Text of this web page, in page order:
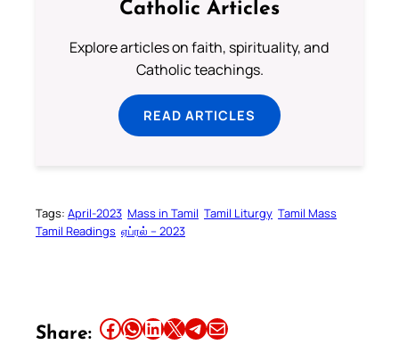
Catholic Articles
Explore articles on faith, spirituality, and
Catholic teachings.
READ ARTICLES
Tags: April-2023 Mass in Tamil Tamil Liturgy Tamil Mass
Tamil Readings ஏப்ரல் – 2023
Share: Share this article on Facebook Share this article on WhatsApp Share this article on LinkedIn Share this article on X Share this article on TelegramEmail this Article